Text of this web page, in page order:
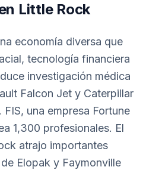
Little Rock
economía diversa que
tecnología financiera
investigación médica
Falcon Jet y Caterpillar
una empresa Fortune
1,300 profesionales. El
atrajo importantes
Elopak y Faymonville